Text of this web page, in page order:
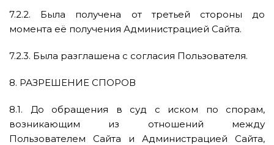
7.2.2. Была получена от третьей стороны до
момента её получения Администрацией Сайта.
7.2.3. Была разглашена с согласия Пользователя.
8. РАЗРЕШЕНИЕ СПОРОВ
8.1. До обращения в суд с иском по спорам,
возникающим из отношений между
Пользователем Сайта и Администрацией Сайта,